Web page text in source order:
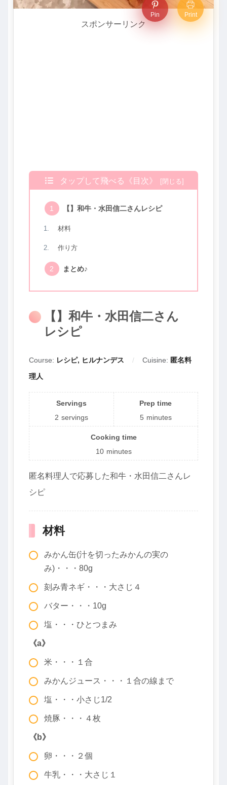
Pin Print
スポンサーリンク
タップして飛べる《目次》
【】和牛・水田信二さんレシピ
材料
作り方
まとめ♪
【】和牛・水田信二さん
レシピ
Course: レシピ, ヒルナンデス Cuisine: 匿名料
理人
Servings
2 servings
Prep time
5 minutes
Cooking time
10 minutes
匿名料理人で応募した和牛・水田信二さんレ
シピ
材料
みかん缶(汁を切ったみかんの実の
み)・・・80g
刻み青ネギ・・・大さじ４
バター・・・10g
塩・・・ひとつまみ
《a》
米・・・１合
みかんジュース・・・１合の線まで
塩・・・小さじ1/2
焼豚・・・４枚
《b》
卵・・・２個
牛乳・・・大さじ１